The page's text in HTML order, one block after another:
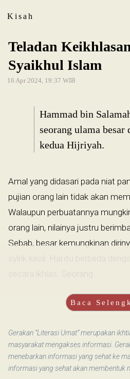
Kisah
Teladan
Syaikhul Islam
16 Apr 2024, 19:37 WIB
Hammad bin
seorang ulama besar
kedua Hijriyah.
Amal yang didasari pada niat
pujian orang lain tidak akan
Walaupun perbuatannya
orang lain, nilainya justru
Sebab, besar kemungkinan
syirik kecil. Hal itu berbeda
secara ikhlas. Seorang...
Baca
Gerakan “Literasi Umat” merupakan
masyarakat mengakses informasi.
menebarkan informasi yang sehat ke
informasi yang sehat akan membentuk